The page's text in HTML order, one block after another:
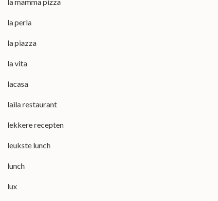
la perla
la piazza
la vita
lacasa
laila restaurant
lekkere recepten
leukste lunch
lunch
lux